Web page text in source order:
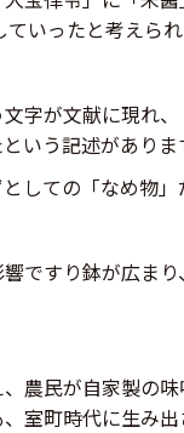
ていったと考えら
字が文献に現れ
いう記述がありま
しての「なめ物
ですり鉢が広ま
農民が自家製の
室町時代に生み